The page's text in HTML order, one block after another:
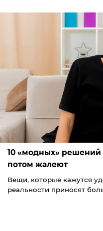
10 «модных» решений
потом жалеют
Вещи, которые кажутся
реальности приносят